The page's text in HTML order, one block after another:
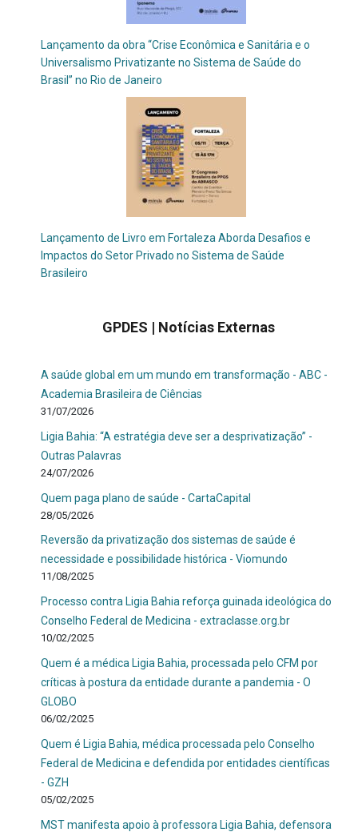
Lançamento da obra “Crise Econômica e Sanitária e o
Universalismo Privatizante no Sistema de Saúde do
Brasil” no Rio de Janeiro
Lançamento de Livro em Fortaleza Aborda Desafios e
Impactos do Setor Privado no Sistema de Saúde
Brasileiro
GPDES | Notícias Externas
A saúde global em um mundo em transformação - ABC -
Academia Brasileira de Ciências
31/07/2026
Ligia Bahia: “A estratégia deve ser a desprivatização” -
Outras Palavras
24/07/2026
Quem paga plano de saúde - CartaCapital
28/05/2026
Reversão da privatização dos sistemas de saúde é
necessidade e possibilidade histórica - Viomundo
11/08/2025
Processo contra Ligia Bahia reforça guinada ideológica do
Conselho Federal de Medicina - extraclasse.org.br
10/02/2025
Quem é a médica Ligia Bahia, processada pelo CFM por
críticas à postura da entidade durante a pandemia - O
GLOBO
06/02/2025
Quem é Ligia Bahia, médica processada pelo Conselho
Federal de Medicina e defendida por entidades científicas
- GZH
05/02/2025
MST manifesta apoio à professora Ligia Bahia, defensora